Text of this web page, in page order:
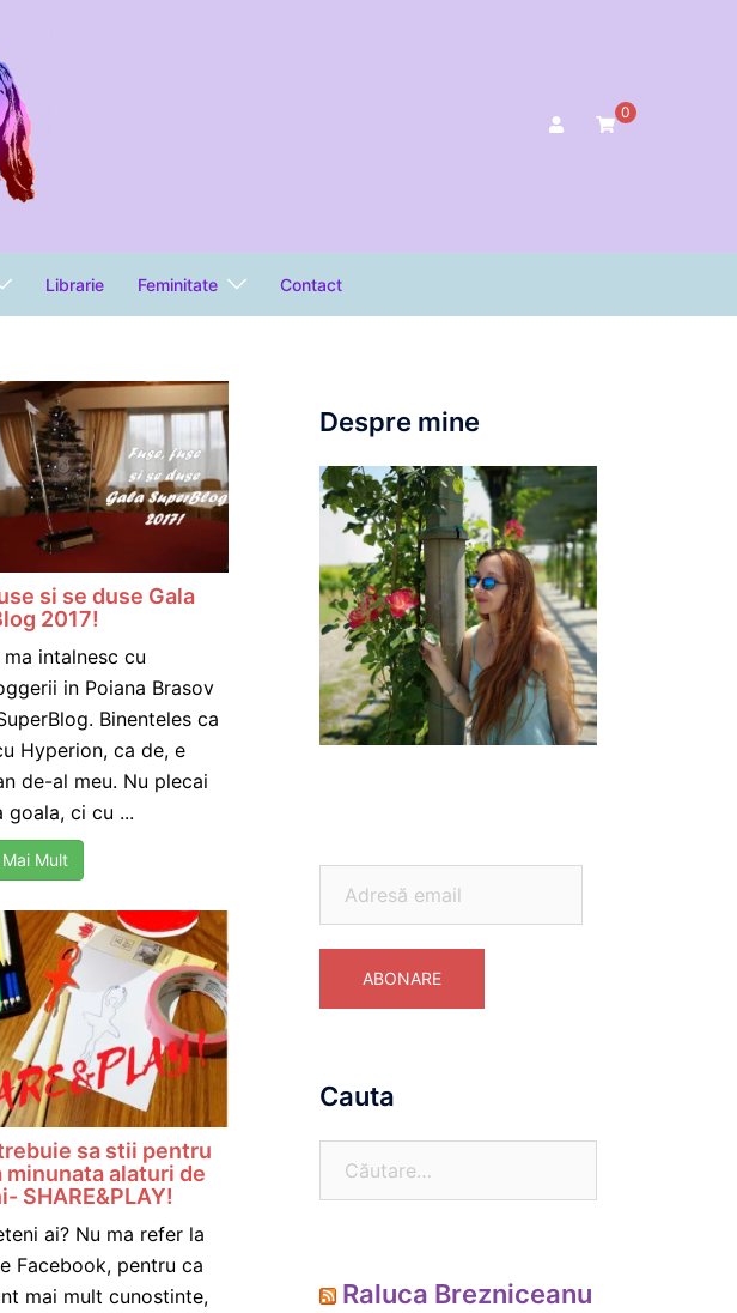
0
Librarie Feminitate Contact
si se duse Gala
2017!
ma intalnesc cu
in Poiana Brasov
Binenteles ca
Hyperion, ca de, e
de-al meu. Nu plecai
goala, ci cu ...
Mult
sa stii pentru
minunata alaturi de
SHARE&PLAY!
ai? Nu ma refer la
Facebook, pentru ca
mai mult cunostinte,
Despre mine
email
ABONARE
Cauta
după:
Raluca Brezniceanu